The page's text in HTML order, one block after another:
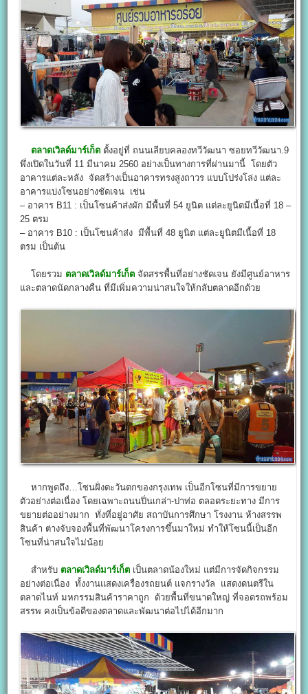
ตลาดเวิลด์มาร์เก็ต ตั้งอยู่ที่ ถนนเลียบคลองทวีวัฒนา ซอยทวีวัฒนา.9
พึ่งเปิดในวันที่ 11 มีนาคม 2560 อย่างเป็นทางการที่ผ่านมานี้ โดยตัว
อาคารแต่ละหลัง จัดสร้างเป็นอาคารทรงสูงถาวร แบบโปร่งโล่ง แต่ละ
อาคารแบ่งโซนอย่างชัดเจน เช่น
– อาคาร B11 : เป็นโซนค้าส่งผัก มีพื้นที่ 54 ยูนิต แต่ละยูนิตมีเนื้อที่ 18 –
25 ตรม
– อาคาร B10 : เป็นโซนค้าส่ง มีพื้นที่ 48 ยูนิต แต่ละยูนิตมีเนื้อที่ 18
ตรม เป็นต้น
โดยรวม ตลาดเวิลด์มาร์เก็ต จัดสรรพื้นที่อย่างชัดเจน ยังมีศูนย์อาหาร
และตลาดนัดกลางคืน ที่มีเพิ่มความน่าสนใจให้กลับตลาดอีกด้วย
หากพูดถึง…โซนฝั่งตะวันตกของกรุงเทพ เป็นอีกโซนที่มีการขยาย
ตัวอย่างต่อเนื่อง โดยเฉพาะถนนปิ่นเกล่า-ปาท่อ ตลอดระยะทาง มีการ
ขยายต่ออย่างมาก ทั่งที่อยู่อาศัย สถาบันการศึกษา โรงงาน ห้างสรรพ
สินค้า ต่างจับจองพื้นที่พัฒนาโครงการขึ้นมาใหม่ ทำให้โซนนี้เป็นอีก
โซนที่น่าสนใจไม่น้อย
สำหรับ ตลาดเวิลด์มาร์เก็ต เป็นตลาดน้องใหม่ แต่มีการจัดกิจกรรม
อย่างต่อเนื่อง ทั้งงานแสดงเครื่องรถยนต์ แจกรางวัล แสดงดนตรีใน
ตลาดไนท์ มหกรรมสินค้าราคาถูก ด้วยพื้นที่ขนาดใหญ่ ที่จอดรถพร้อม
สรรพ คงเป็นข้อดีของตลาดและพัฒนาต่อไปได้อีกมาก